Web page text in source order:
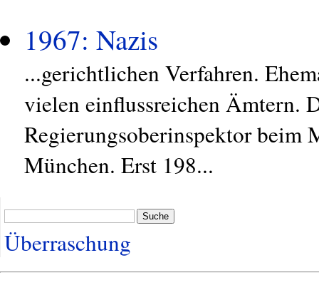
1967: Nazis
...gerichtlichen Verfahren.
vielen einflussreichen Ämtern.
Regierungsoberinspektor
München. Erst 198...
Suche
Überraschung